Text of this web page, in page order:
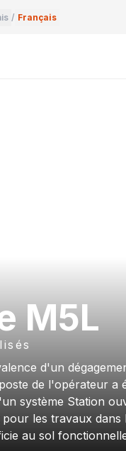
/ Français
M5L
d'un
de l'opérateur a
système Station
les travaux
au sol